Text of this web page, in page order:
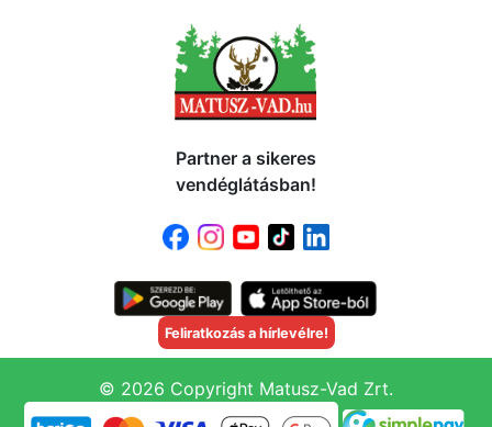
Partner a sikeres
vendéglátásban!
Feliratkozás a hírlevélre!
© 2026 Copyright Matusz-Vad Zrt.